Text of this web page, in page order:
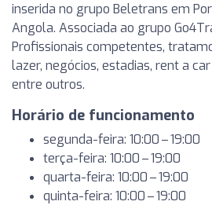
inserida no grupo Beletrans em
Angola. Associada ao grupo
Profissionais competentes,
lazer, negócios, estadias, rent a
entre outros.
Horário de funcionamento
segunda-feira: 10:00 – 19:00
terça-feira: 10:00 – 19:00
quarta-feira: 10:00 – 19:00
quinta-feira: 10:00 – 19:00